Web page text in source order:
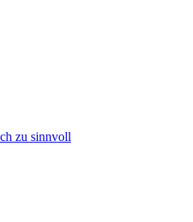
zu sinnvoll